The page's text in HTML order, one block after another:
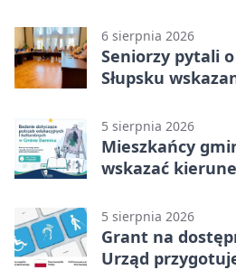
6 sierpnia 2026
Seniorzy pytali
Słupsku
5 sierpnia 2026
Mieszkańcy
wskazać
5 sierpnia 2026
Grant na
Urząd